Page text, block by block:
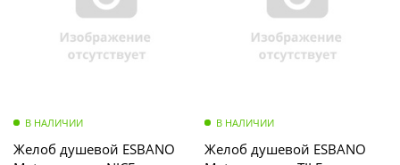
В НАЛИЧИИ
Желоб душевой ESBANO
В НАЛИЧИИ
Желоб душевой ESBANO